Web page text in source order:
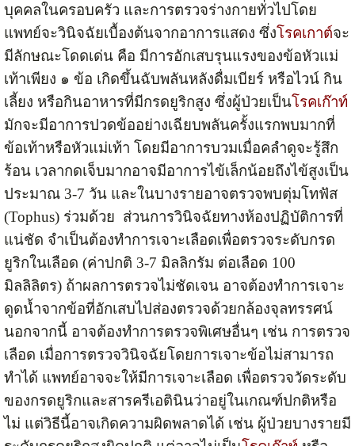
บุคคลในครอบครัว และการตรวจร่างกายทั่วไปโดย
แพทย์จะวินิจฉัยเบื้องต้นจากอาการแสดง ซึ่งโรคเกาต์จะ
มีลักษณะโดดเด่น คือ มีการอักเสบรุนแรงของข้อหัวแม่
เท้าเพียง ๑ ข้อ เกิดขึ้นฉับพลันหลังดื่มเบียร์ หรือไวน์ กิน
เลี้ยง หรือกินอาหารที่มีกรดยูริกสูง ซึ่งผู้ป่วยเป็นโรคเก๊าท์
มักจะมีอาการปวดข้ออย่างเฉียบพลันครั้งแรกพบมากที่
ข้อเท้าหรือหัวแม่เท้า โดยมีอาการบวมเมื่อคลำดูจะรู้สึก
ร้อน เวลากดเจ็บมากอาจมีอาการไข้เล็กน้อยถึงไข้สูงเป็น
ประมาณ 3-7 วัน และในบางรายอาจตรวจพบตุ่มโทฟัส
(Tophus) ร่วมด้วย ส่วนการวินิจฉัยทางห้องปฏิบัติการที่
แน่ชัด จำเป็นต้องทำการเจาะเลือดเพื่อตรวจระดับกรด
ยูริกในเลือด (ค่าปกติ 3-7 มิลลิกรัม ต่อเลือด 100
มิลลิลิตร) ถ้าผลการตรวจไม่ชัดเจน อาจต้องทำการเจาะ
ดูดน้ำจากข้อที่อักเสบไปส่องตรวจด้วยกล้องจุลทรรศน์
นอกจากนี้ อาจต้องทำการตรวจพิเศษอื่นๆ เช่น การตรวจ
เลือด เมื่อการตรวจวินิจฉัยโดยการเจาะข้อไม่สามารถ
ทำได้ แพทย์อาจจะให้มีการเจาะเลือด เพื่อตรวจวัดระดับ
ของกรดยูริกและสารครีเอตินินว่าอยู่ในเกณฑ์ปกติหรือ
ไม่ แต่วิธีนี้อาจเกิดความผิดพลาดได้ เช่น ผู้ป่วยบางรายมี